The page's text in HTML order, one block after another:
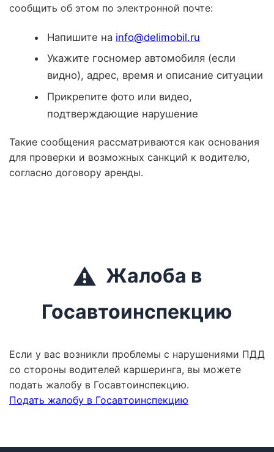
сообщить об этом по электронной почте:
Напишите на info@delimobil.ru
Укажите госномер автомобиля (если
видно), адрес, время и описание ситуации
Прикрепите фото или видео,
подтверждающие нарушение
Такие сообщения рассматриваются как основания
для проверки и возможных санкций к водителю,
согласно договору аренды.
⚠️ Жалоба в
Госавтоинспекцию
Если у вас возникли проблемы с нарушениями ПДД
со стороны водителей каршеринга, вы можете
подать жалобу в Госавтоинспекцию.
Подать жалобу в Госавтоинспекцию